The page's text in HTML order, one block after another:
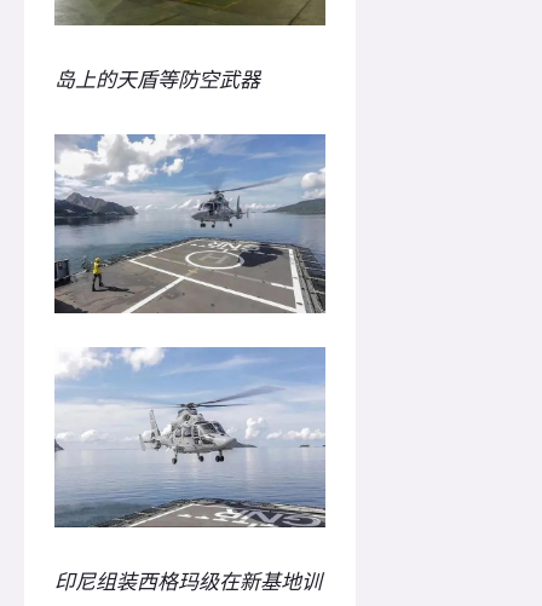
岛上的天盾等防空武器
印尼组装西格玛级在新基地训